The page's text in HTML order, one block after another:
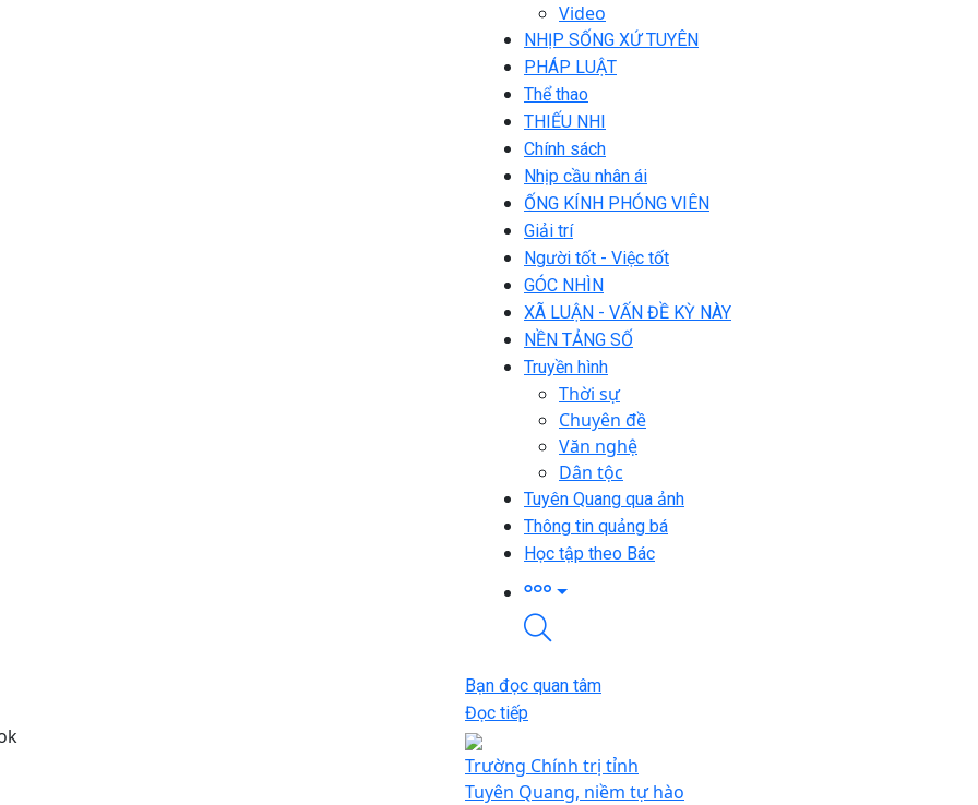
Video
NHỊP SỐNG XỨ TUYÊN
PHÁP LUẬT
Thể thao
THIẾU NHI
Chính sách
Nhịp cầu nhân ái
ỐNG KÍNH PHÓNG VIÊN
Giải trí
Người tốt - Việc tốt
GÓC NHÌN
XÃ LUẬN - VẤN ĐỀ KỲ NÀY
NỀN TẢNG SỐ
Truyền hình
Thời sự
Chuyên đề
Văn nghệ
Dân tộc
Tuyên Quang qua ảnh
Thông tin quảng bá
Học tập theo Bác
Bạn đọc quan tâm
Đọc tiếp
Trường Chính trị tỉnh
Tuyên Quang, niềm tự hào